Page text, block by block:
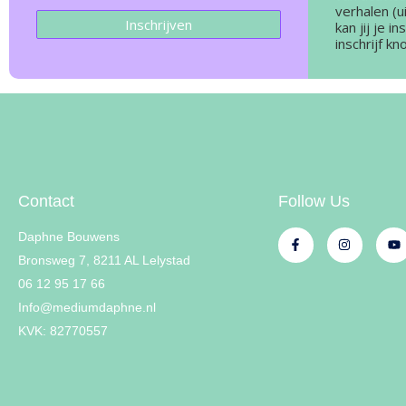
Inschrijven
verhalen
kan jij je
inschrijf
Contact
Daphne Bouwens
Bronsweg 7, 8211 AL Lelystad
06 12 95 17 66
Info@mediumdaphne.nl
KVK: 82770557
Follow Us